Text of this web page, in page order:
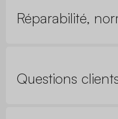
Réparabilité,
Questions